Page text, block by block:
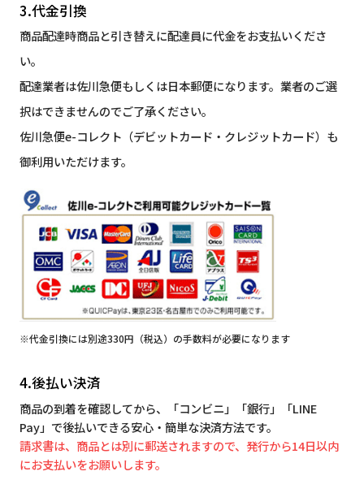
3.代金引換
商品配達時商品と引き替えに配達員に代金をお支払いくださ
い。
配達業者は佐川急便もしくは日本郵便になります。業者のご選
択はできませんのでご了承ください。
佐川急便e-コレクト（デビットカード・クレジットカード）も
御利用いただけます。
※代金引換には別途330円（税込）の手数料が必要になります
4.後払い決済
商品の到着を確認してから、「コンビニ」「銀行」「LINE
Pay」で後払いできる安心・簡単な決済方法です。
請求書は、商品とは別に郵送されますので、発行から14日以内
にお支払いをお願いします。